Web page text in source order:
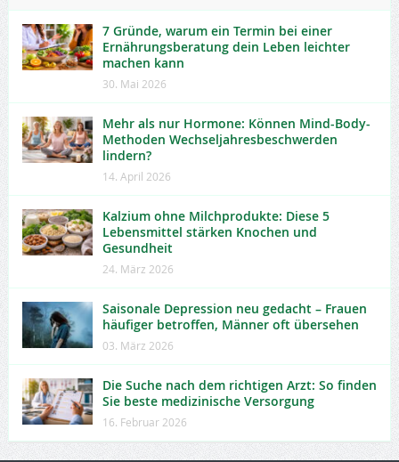
7 Gründe, warum ein Termin bei einer
Ernährungsberatung dein Leben leichter
machen kann
30. Mai 2026
Mehr als nur Hormone: Können Mind-Body-
Methoden Wechseljahresbeschwerden
lindern?
14. April 2026
Kalzium ohne Milchprodukte: Diese 5
Lebensmittel stärken Knochen und
Gesundheit
24. März 2026
Saisonale Depression neu gedacht – Frauen
häufiger betroffen, Männer oft übersehen
03. März 2026
Die Suche nach dem richtigen Arzt: So finden
Sie beste medizinische Versorgung
16. Februar 2026